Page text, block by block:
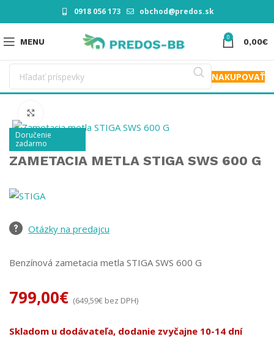
0918 056 173 obchod@predos.sk
MENU 0 0,00€
NAKUPOVAŤ
Doručenie
zadarmo
ZAMETACIA METLA STIGA SWS 600 G
Otázky na predajcu
Benzínová zametacia metla STIGA SWS 600 G
799,00€ (649,59€ bez DPH)
Skladom u dodávateľa, dodanie zvyčajne 10-14 dní